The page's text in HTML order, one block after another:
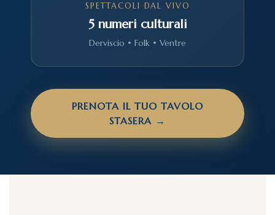
SPETTACOLI DAL VIVO
5 numeri culturali
Derviscio • Folk • Ventre
PRENOTA IL TUO TAVOLO
STASERA →